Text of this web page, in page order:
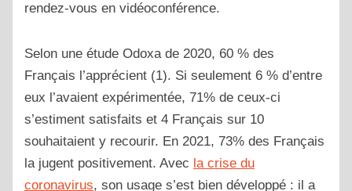
rendez-vous en vidéoconférence.
Selon une étude Odoxa de 2020, 60 % des
Français l’apprécient (1). Si seulement 6 % d’entre
eux l’avaient expérimentée, 71% de ceux-ci
s’estiment satisfaits et 4 Français sur 10
souhaitaient y recourir. En 2021, 73% des Français
la jugent positivement. Avec la crise du
coronavirus, son usage s’est bien développé : il a